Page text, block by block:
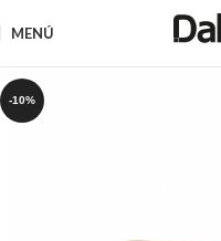
MENÚ
-10%